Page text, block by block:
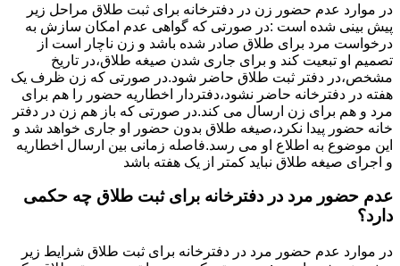
در موارد عدم حضور زن در دفترخانه برای ثبت طلاق مراحل زیر
پیش بینی شده است :در صورتی که گواهی عدم امکان سازش به
درخواست مرد برای طلاق صادر شده باشد و زن ناچار است از
تصمیم او تبعیت کند و برای جاری شدن صیغه طلاق،در تاریخ
مشخص،در دفتر ثبت طلاق حاضر شود.در صورتی که زن ظرف یک
هفته در دفترخانه حاضر نشود،دفتردار اخطاریه حضور را هم برای
مرد و هم برای زن ارسال می کند.در صورتی که باز هم زن در دفتر
خانه حضور پیدا نکرد،صیغه طلاق بدون حضور او جاری خواهد شد و
این موضوع به اطلاع او می رسد.فاصله زمانی بین ارسال اخطاریه
و اجرای صیغه طلاق نباید کمتر از یک هفته باشد
عدم حضور مرد در دفترخانه برای ثبت طلاق چه حکمی
دارد؟
در موارد عدم حضور مرد در دفترخانه برای ثبت طلاق شرایط زیر